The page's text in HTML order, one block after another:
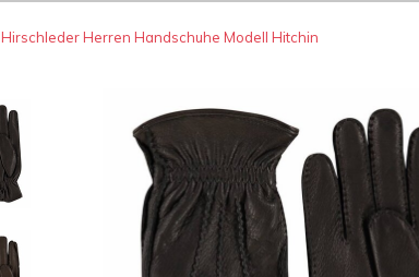
Hirschleder Herren Handschuhe Modell Hitchin